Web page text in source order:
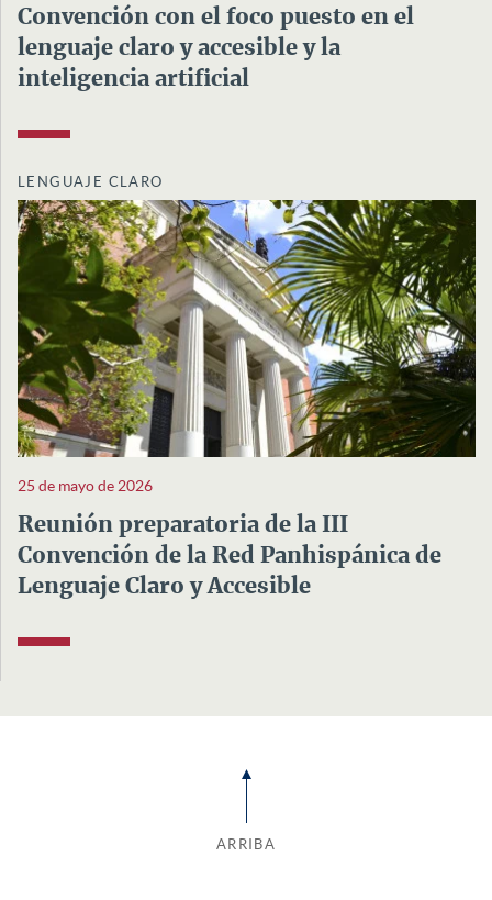
Convención con el foco puesto en el
lenguaje claro y accesible y la
inteligencia artificial
LENGUAJE CLARO
25 de mayo de 2026
Reunión preparatoria de la III
Convención de la Red Panhispánica de
Lenguaje Claro y Accesible
ARRIBA